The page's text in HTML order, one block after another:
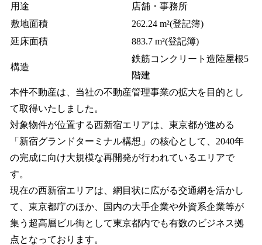
用途
店舗・事務所
敷地面積
262.24 m²(登記簿)
延床面積
883.7 m²(登記簿)
構造
鉄筋コンクリート造陸屋根5
階建
本件不動産は、当社の不動産管理事業の拡大を目的とし
て取得いたしました。
対象物件が位置する西新宿エリアは、東京都が進める
「新宿グランドターミナル構想」の核心として、2040年
の完成に向け大規模な再開発が行われているエリアで
す。
現在の西新宿エリアは、網目状に広がる交通網を活かし
て、東京都庁のほか、国内の大手企業や外資系企業等が
集う超高層ビル街として東京都内でも有数のビジネス拠
点となっております。